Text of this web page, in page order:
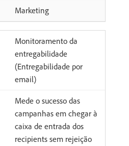
Marketing
Monitoramento da
entregabilidade
(Entregabilidade por
email)
Mede o sucesso das
campanhas em chegar à
caixa de entrada dos
recipients sem rejeição